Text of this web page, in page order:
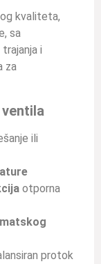
kvaliteta,
sa
i
za
ili
otporna
protok